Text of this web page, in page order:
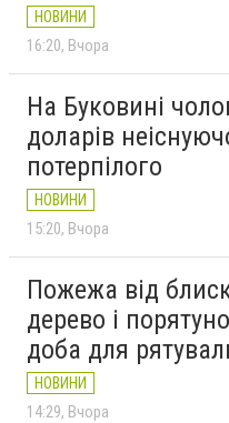
НОВИНИ
16:20 Вчора
На Буковині
доларів
потерпілого
НОВИНИ
15:20 Вчора
Пожежа від
дерево і
доба для
НОВИНИ
14:29 Вчора